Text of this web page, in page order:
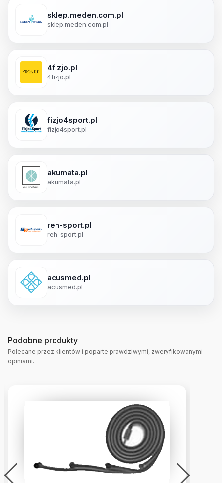
sklep.meden.com.pl
sklep.meden.com.pl
4fizjo.pl
4fizjo.pl
fizjo4sport.pl
fizjo4sport.pl
akumata.pl
akumata.pl
reh-sport.pl
reh-sport.pl
acusmed.pl
acusmed.pl
Podobne produkty
Polecane przez klientów i poparte prawdziwymi, zweryfikowanymi
opiniami.